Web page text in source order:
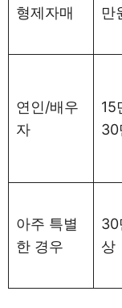
형제자매
만
연인/배우
자
15
30
아주 특별
한 경우
30
상